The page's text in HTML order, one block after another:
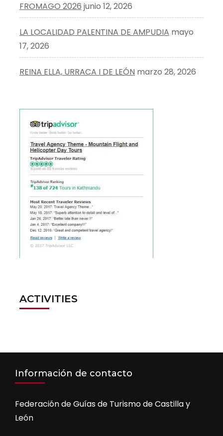
FROMAGO 2026 junio 12, 2026
LA LOCALIDAD PALENTINA DE AMPUDIA mayo
17, 2026
REINA ELLA, URRACA I DE LEÓN marzo 28, 2026
ACTIVITIES
Información de contacto
Federación de Guías de Turismo de Castilla y
León